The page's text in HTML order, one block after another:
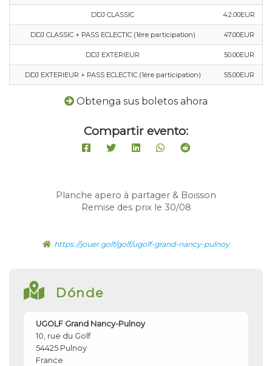
DDJ CLASSIC 42.00EUR
DDJ CLASSIC + PASS ECLECTIC (1ère participation) 47.00EUR
DDJ EXTERIEUR 50.00EUR
DDJ EXTERIEUR + PASS ECLECTIC (1ère participation) 55.00EUR
Obtenga sus boletos ahora
Compartir evento:
Planche apero à partager & Boisson
Remise des prix le 30/08
https://jouer.golf/golf/ugolf-grand-nancy-pulnoy
Dónde
UGOLF Grand Nancy-Pulnoy
10, rue du Golf
54425 Pulnoy
France